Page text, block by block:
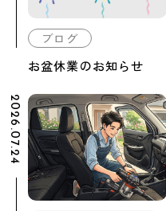
ブログ
お盆休業のお知らせ
2026.07.24